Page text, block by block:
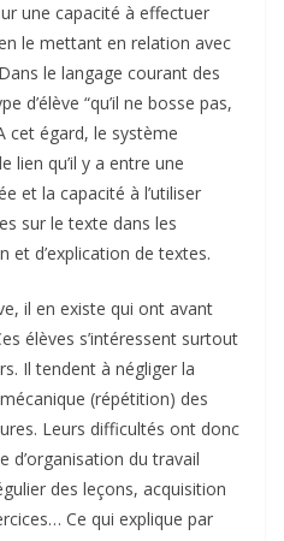
une capacité à effectuer
le mettant en relation avec
le langage courant des
d’élève “qu’il ne bosse pas,
cet égard, le système
lien qu’il y a entre une
et la capacité à l’utiliser
sur le texte dans les
et d’explication de textes.
il en existe qui ont avant
élèves s’intéressent surtout
Il tendent à négliger la
(répétition) des
Leurs difficultés ont donc
d’organisation du travail
des leçons, acquisition
Ce qui explique par